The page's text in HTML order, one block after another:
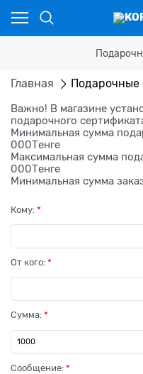
Главная Подарочные
Важно! В магазине
подарочного
Минимальная сумма
000Tенге
Максимальная сумма
000Tенге
Минимальная сумма
Кому:
От кого:
Сумма:
Сообщение:
Ваш город - Костанай,
угадали?